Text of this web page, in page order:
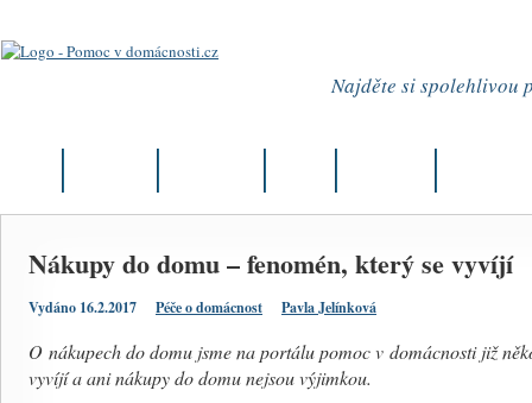
Najděte si spolehlivou
Nákupy do domu – fenomén, který se vyvíjí
Vydáno 16.2.2017 Péče o domácnost Pavla Jelínková
O nákupech do domu jsme na portálu pomoc v domácnosti již
vyvíjí a ani nákupy do domu nejsou výjimkou.